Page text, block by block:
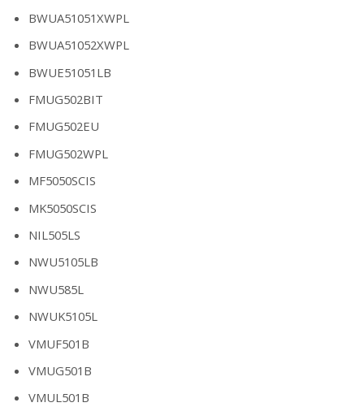
BWUA51051XWPL
BWUA51052XWPL
BWUE51051LB
FMUG502BIT
FMUG502EU
FMUG502WPL
MF5050SCIS
MK5050SCIS
NIL505LS
NWU5105LB
NWU585L
NWUK5105L
VMUF501B
VMUG501B
VMUL501B